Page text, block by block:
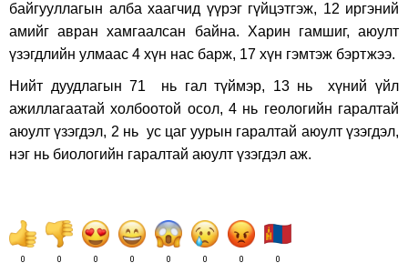
байгууллагын алба хаагчид үүрэг гүйцэтгэж, 12 иргэний
амийг авран хамгаалсан байна. Харин гамшиг, аюулт
үзэгдлийн улмаас 4 хүн нас барж, 17 хүн гэмтэж бэртжээ.
Нийт дуудлагын 71 нь гал түймэр, 13 нь хүний үйл
ажиллагаатай холбоотой осол, 4 нь геологийн гаралтай
аюулт үзэгдэл, 2 нь ус цаг уурын гаралтай аюулт үзэгдэл,
нэг нь биологийн гаралтай аюулт үзэгдэл аж.
0 0 0 0 0 0 0 0